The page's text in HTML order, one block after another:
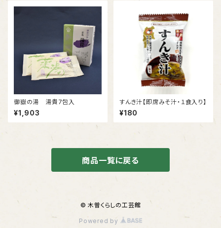
御嶽の湯 湯貴7包入
¥1,903
すんき汁【即席みそ汁・１食入り】
¥180
商品一覧に戻る
© 木曽くらしの工芸館
Powered by